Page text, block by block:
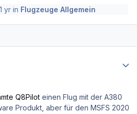
1 yr in Flugzeuge Allgemein
Q8Pilot einen Flug mit der A380
Produkt, aber für den MSFS 2020